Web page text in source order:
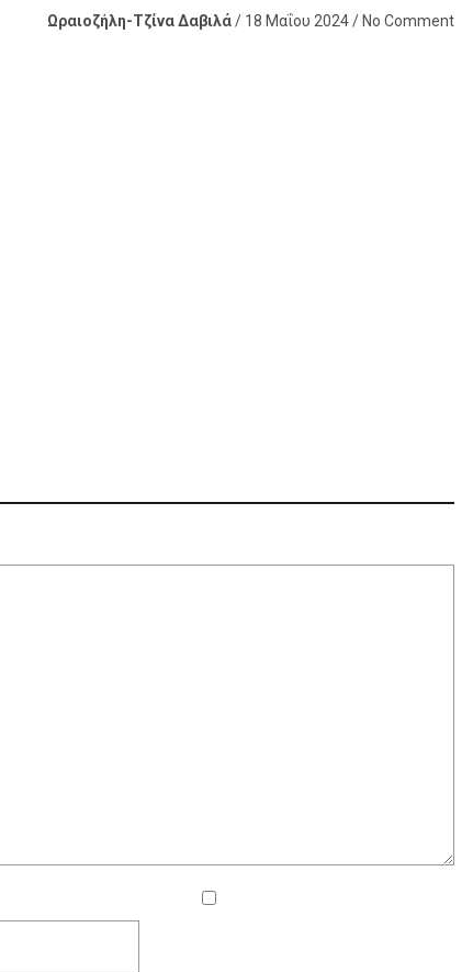
Ωραιοζήλη-Τζίνα Δαβιλά/ 18 Μαΐου 2024 / No Comment